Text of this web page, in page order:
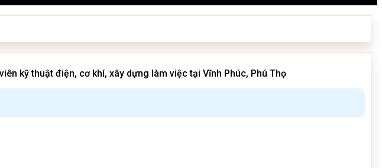
kỹ thuật điện, cơ khí, xây dựng làm việc tại Vĩnh Phúc, Phú Thọ